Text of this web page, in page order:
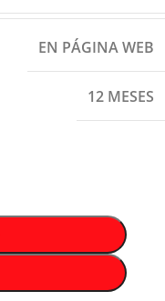
EN PÁGINA WEB
12 MESES